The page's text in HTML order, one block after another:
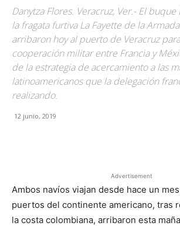
Danytza Flores. Veracruz, Ver.- El
la fragata furtiva La Fayette de la
arribaron hoy al puerto de Veracruz
cooperación militar entre Francia y
de la estrategia de acercamiento a las
latinoamericanos que la delegación
realizando.
12 junio, 2019
Advertisement
Ambos navíos viajan desde hace un
puertos del continente americano, tras
la costa colombiana, arribaron esta